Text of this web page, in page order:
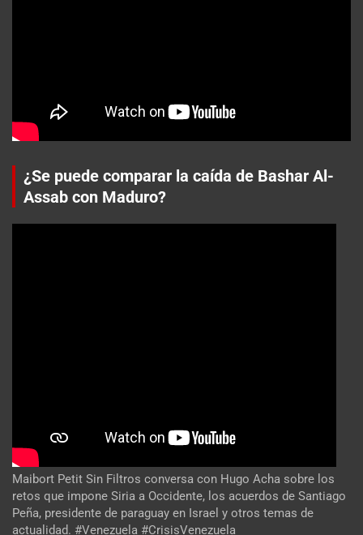
¿Se puede comparar la caída de Bashar Al-
Assab con Maduro?
Maibort Petit Sin Filtros conversa con Hugo Acha sobre los
retos que impone Siria a Occidente, los acuerdos de Santiago
Peña, presidente de paraguay en Israel y otros temas de
actualidad. #Venezuela #CrisisVenezuela